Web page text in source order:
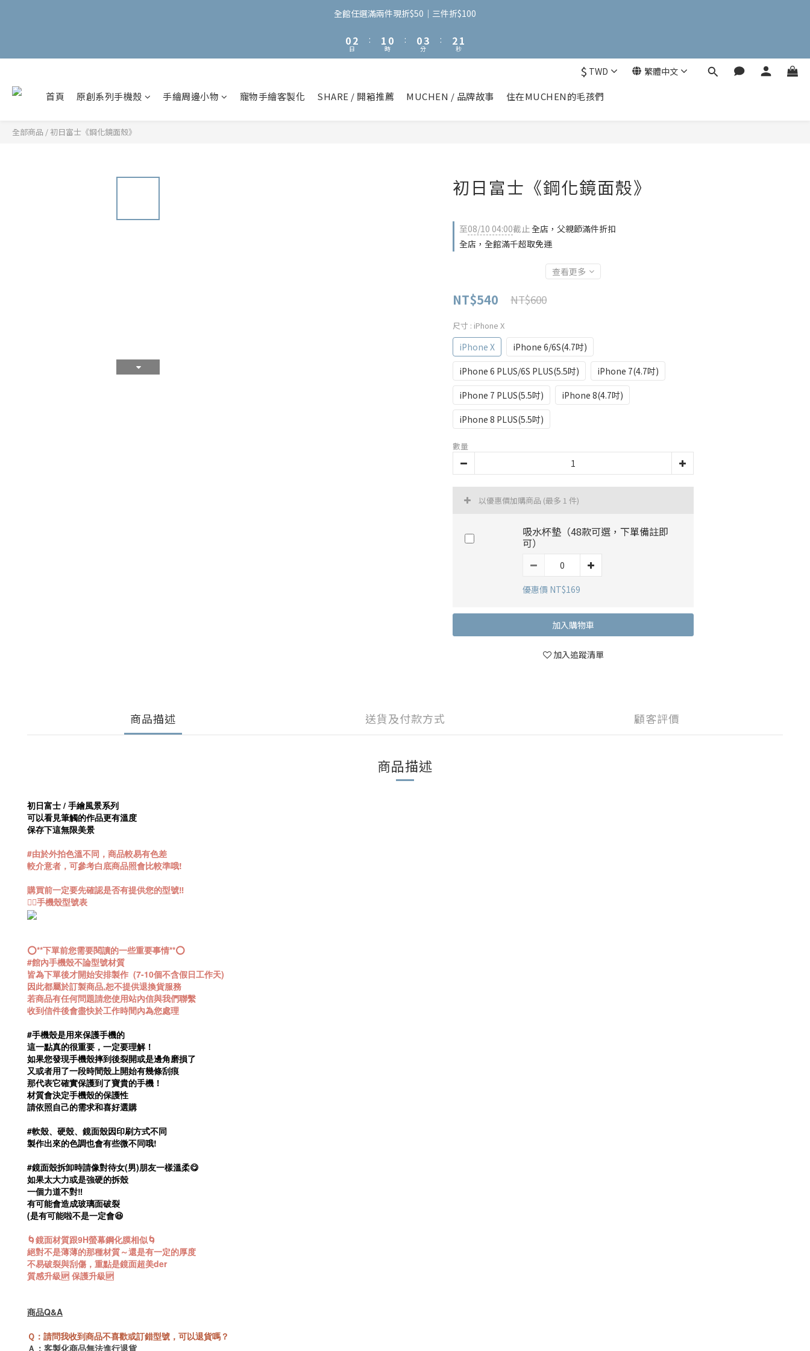
全館任選滿兩件現折$50｜三件折$100
2
0
4
2
1
日
:
3
1
0
2
0
時
:
2
0
5
3
2
分
:
4
2
1
3
1
0
秒
$ TWD 繁體中文
首頁 原創系列手機殼 手繪周邊小物 寵物手繪客製化 SHARE / 開箱推薦 MUCHEN / 品牌故事 住在MUCHEN的毛孩們
全部商品 /初日富士《鋼化鏡面殼》
初日富士《鋼化鏡面殼》
至08/10 04:00截止全店，父親節滿件折扣
全店，全館滿千超取免運
查看更多
NT$540 NT$600
尺寸 : iPhone X
iPhone X
iPhone 6/6S(4.7吋)
iPhone 6 PLUS/6S PLUS(5.5吋)
iPhone 7(4.7吋)
iPhone 7 PLUS(5.5吋)
iPhone 8(4.7吋)
iPhone 8 PLUS(5.5吋)
數量
以優惠價加購商品 (最多 1 件)
吸水杯墊（48款可選，下單備註即
可）
優惠價 NT$169
加入購物車
加入追蹤清單
商品描述 送貨及付款方式 顧客評價
商品描述
初日富士 / 手繪風景系列
可以看見筆觸的作品更有溫度
保存下這無限美景
#由於外拍色溫不同，商品較易有色差
較介意者，可參考白底商品照會比較準哦!
購買前一定要先確認是否有提供您的型號‼️
👉🏻手機殼型號表
⭕️**下單前您需要閱讀的一些重要事情**⭕️
#館內手機殼不論型號材質
皆為下單後才開始安排製作 (7-10個不含假日工作天)
因此都屬於訂製商品,恕不提供退換貨服務
若商品有任何問題請您使用站內信與我們聯繫
收到信件後會盡快於工作時間內為您處理
#手機殼是用來保護手機的
這一點真的很重要，一定要理解！
如果您發現手機殼摔到後裂開或是邊角磨損了
又或者用了一段時間殼上開始有幾條刮痕
那代表它確實保護到了寶貴的手機！
材質會決定手機殼的保護性
請依照自己的需求和喜好選購
#軟殼、硬殼、鏡面殼因印刷方式不同
製作出來的色調也會有些微不同哦!
#鏡面殼拆卸時請像對待女(男)朋友一樣溫柔😋
如果太大力或是強硬的拆殼
一個力道不對‼️
有可能會造成玻璃面破裂
(是有可能啦不是一定會😆
🌀鏡面材質跟9H螢幕鋼化膜相似🌀
絕對不是薄薄的那種材質～還是有一定的厚度
不易破裂與刮傷， 重點是鏡面超美der
質感升級🆙 保護升級🆙
商品Q&A
Ｑ：請問我收到商品不喜歡或訂錯型號，可以退貨嗎？
Ａ：客製化商品無法進行退貨